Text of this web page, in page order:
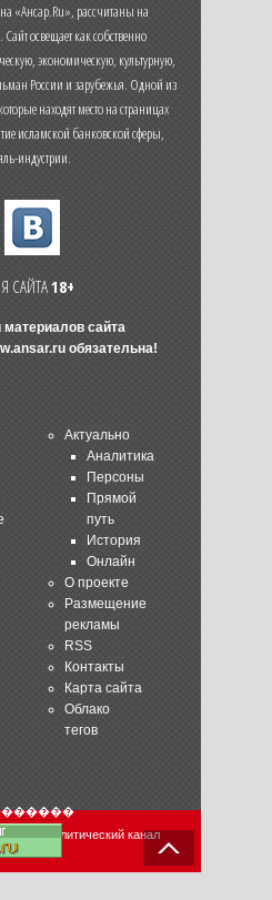
«Ансар.Ru», рассчитаны на
освещает как собственно
экономическую, культурную,
России и зарубежья. Одной из
находят место на страницах
исламской банковской сферы,
индустрии.
САЙТА18+
сайта
обязательна!
Актуально
Аналитика
Персоны
Прямой
путь
История
Онлайн
О проекте
Размещение
рекламы
RSS
Контакты
Карта сайта
Облако
тегов
аналитический канал